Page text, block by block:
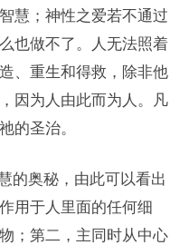
慧；神性之爱若不通过
也做不了。人无法照着
、重生和得救，除非他
因为人由此而为人。凡
的圣治。
的奥秘，由此可以看出
用于人里面的任何细
；第二，主同时从中心